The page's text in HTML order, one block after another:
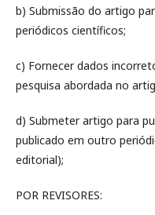
b) Submissão do artigo
periódicos científicos;
c) Fornecer dados
pesquisa abordada no
d) Submeter artigo para
publicado em outro
editorial);
POR REVISORES: